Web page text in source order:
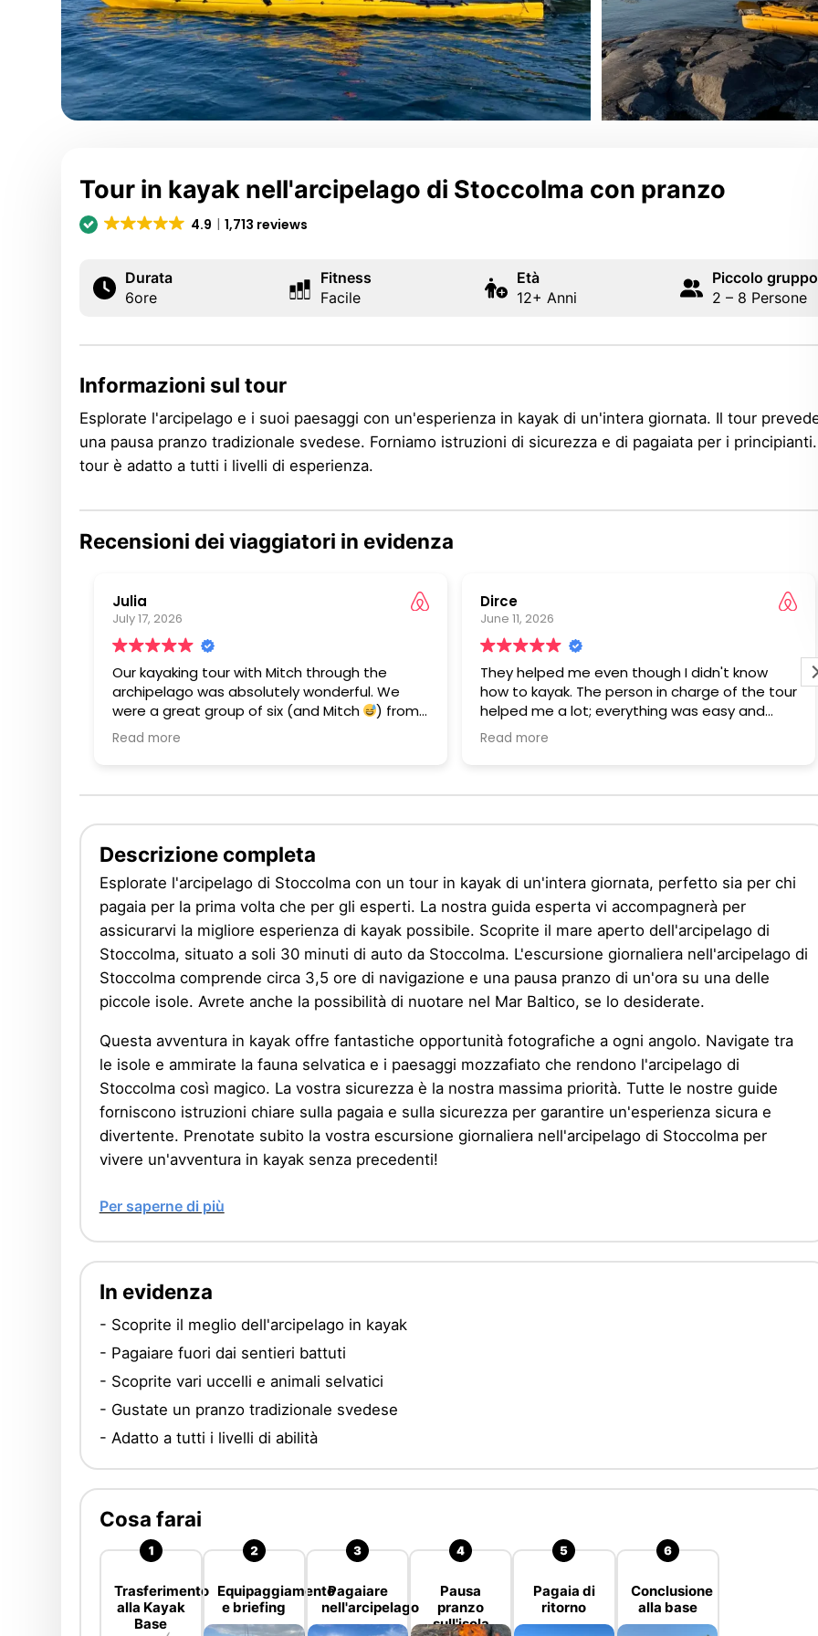
Tour in kayak nell'arcipelago di Stoccolma con pranzo
4.9 1,713 reviews
Durata
6ore
Fitness
Facile
Età
12+ Anni
Piccolo gruppo
2 – 8 Persone
Informazioni sul tour
Esplorate l'arcipelago e i suoi paesaggi con un'esperienza in kayak di un'intera giornata. Il tour
una pausa pranzo tradizionale svedese. Forniamo istruzioni di sicurezza e di pagaiata per i
tour è adatto a tutti i livelli di esperienza.
Recensioni dei viaggiatori in evidenza
Julia
July 17, 2026
Our kayaking tour with Mitch through the
archipelago was absolutely wonderful. We
were a great group of six (and Mitch
) from
different parts of the world. We all had a blast
and learned how to kayak
being in mind
. It was a fantastic trip. Thank
(Translated by Google, see original )
Read more
Dirce
June 11, 2026
They helped me even though I didn't know
how to kayak. The person in charge of the tour
helped me a lot; everything was easy and
simple. I highly recommend it; the scenery is
priceless and absolutely beautiful!
Read more
Descrizione completa
Esplorate l'arcipelago di Stoccolma con un tour in kayak di un'intera giornata, perfetto sia per chi
pagaia per la prima volta che per gli esperti. La nostra guida esperta vi accompagnerà per
assicurarvi la migliore esperienza di kayak possibile. Scoprite il mare aperto dell'arcipelago di
Stoccolma, situato a soli 30 minuti di auto da Stoccolma. L'escursione giornaliera nell'arcipelago di
Stoccolma comprende circa 3,5 ore di navigazione e una pausa pranzo di un'ora su una delle
piccole isole. Avrete anche la possibilità di nuotare nel Mar Baltico, se lo desiderate.
Questa avventura in kayak offre fantastiche opportunità fotografiche a ogni angolo. Navigate tra
le isole e ammirate la fauna selvatica e i paesaggi mozzafiato che rendono l'arcipelago di
Stoccolma così magico. La vostra sicurezza è la nostra massima priorità. Tutte le nostre guide
forniscono istruzioni chiare sulla pagaia e sulla sicurezza per garantire un'esperienza sicura e
divertente. Prenotate subito la vostra escursione giornaliera nell'arcipelago di Stoccolma per
vivere un'avventura in kayak senza precedenti!
Per saperne di più
In evidenza
- Scoprite il meglio dell'arcipelago in kayak
- Pagaiare fuori dai sentieri battuti
- Scoprite vari uccelli e animali selvatici
- Gustate un pranzo tradizionale svedese
- Adatto a tutti i livelli di abilità
Cosa farai
Trasferimento
alla Kayak
Base
Equipaggiamento
e briefing
Pagaiare
nell'arcipelago
Pausa
pranzo
sull'isola
Pagaia di
ritorno
Conclusione
alla base